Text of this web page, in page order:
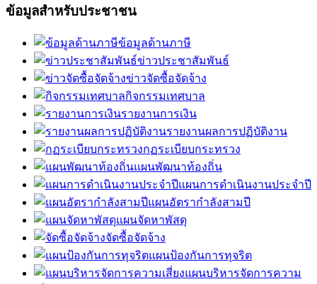
ข้อมูลสำหรับประชาชน
ข้อมูลด้านภาษี
ข่าวประชาสัมพันธ์
ข่าวจัดซื้อจัดจ้าง
กิจกรรมเทศบาล
รายงานการเงิน
รายงานผลการปฏิบัติงาน
กฏระเบียบกระทรวง
แผนพัฒนาท้องถิ่น
แผนการดำเนินงานประจำปี
แผนอัตรากำลังสามปี
แผนจัดหาพัสดุ
จัดซื้อจัดจ้าง
แผนป้องกันการทุจริต
แผนบริหารจัดการความ